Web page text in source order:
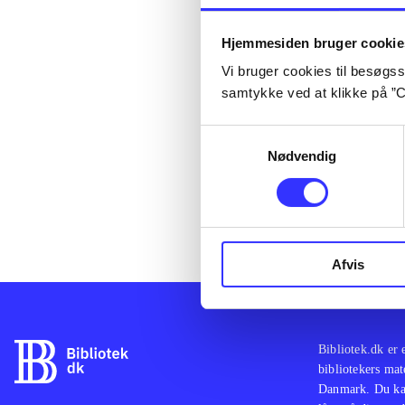
Hjemmesiden bruger
Vi bruger cookies til
samtykke ved at klikke på
Nødvendig
Afvis
Læsetid: 1 min.
skifter
Fra 14. april
Bibliotek.dk er
bibliotekers
Danmark. Du